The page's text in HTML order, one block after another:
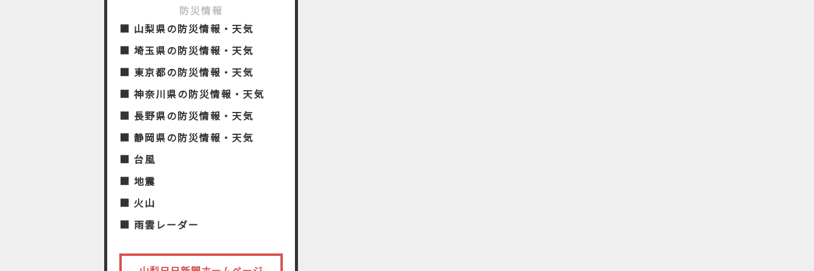
防災情報
■ 山梨県の防災情報・天気
■ 埼玉県の防災情報・天気
■ 東京都の防災情報・天気
■ 神奈川県の防災情報・天気
■ 長野県の防災情報・天気
■ 静岡県の防災情報・天気
■ 台風
■ 地震
■ 火山
■ 雨雲レーダー